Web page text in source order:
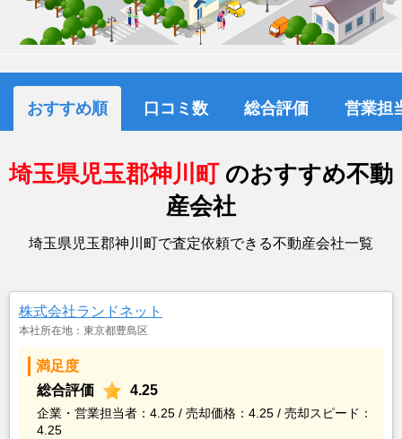
おすすめ順 口コミ数 総合評価 営業担
埼玉県児玉郡神川町 のおすすめ不動
産会社
埼玉県児玉郡神川町で査定依頼できる不動産会社一覧
株式会社ランドネット
本社所在地：東京都豊島区
満足度
総合評価
4.25
企業・営業担当者：4.25 / 売却価格：4.25 / 売却スピード：
4.25